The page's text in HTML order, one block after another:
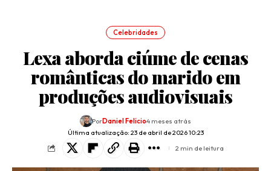
Celebridades
Lexa aborda ciúme de cenas
românticas do marido em
produções audiovisuais
Última atualização: 23 de abril de 2026 10:23
PorDaniel Felicio4 meses atrás
2 min de leitura